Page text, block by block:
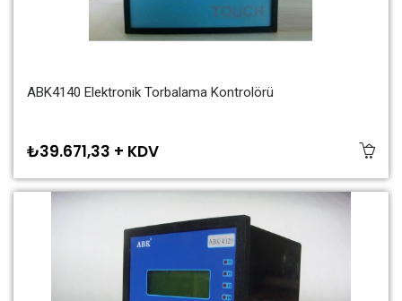
ABK4140 Elektronik Torbalama Kontrolörü
₺39.671,33 + KDV